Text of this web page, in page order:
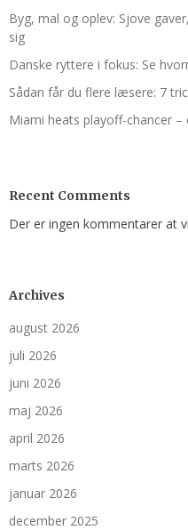
Byg, mal og oplev: Sjove
sig
Danske ryttere i fokus: Se
Sådan får du flere læsere: 7
Miami heats playoff-chancer
Recent Comments
Der er ingen kommentarer at
Archives
august 2026
juli 2026
juni 2026
maj 2026
april 2026
marts 2026
januar 2026
december 2025